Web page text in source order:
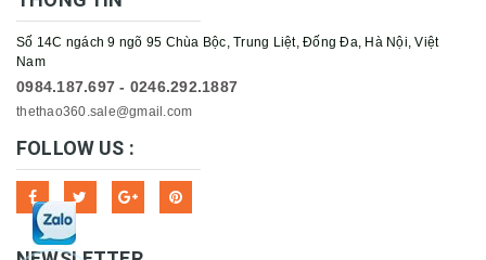
Số 14C ngách 9 ngõ 95 Chùa Bộc, Trung Liệt, Đống Đa, Hà Nội, Việt
Nam
0984.187.697 - 0246.292.1887
thethao360.sale@gmail.com
FOLLOW US :